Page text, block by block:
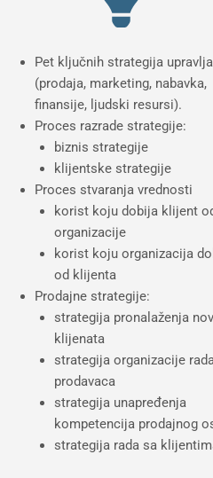
Pet ključnih strategija
(prodaja, marketing, nabavka,
finansije, ljudski resursi).
Proces razrade strategije:
biznis strategije
klijentske strategije
Proces stvaranja vrednosti
korist koju dobija klijent
organizacije
korist koju organizacija
od klijenta
Prodajne strategije:
strategija pronalaženja
klijenata
strategija organizacije
prodavaca
strategija unapređenja
kompetencija prodajnog
strategija rada sa